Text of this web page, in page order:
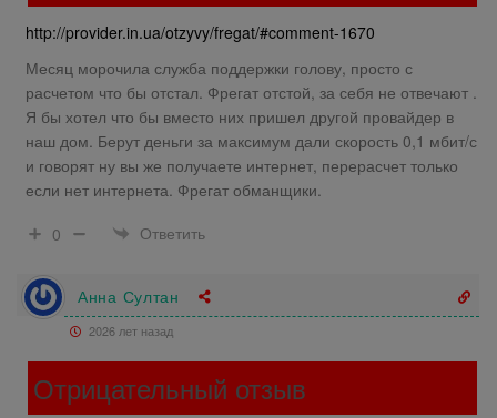
http://provider.in.ua/otzyvy/fregat/#comment-1670
Месяц морочила служба поддержки голову, просто с
расчетом что бы отстал. Фрегат отстой, за себя не отвечают .
Я бы хотел что бы вместо них пришел другой провайдер в
наш дом. Берут деньги за максимум дали скорость 0,1 мбит/с
и говорят ну вы же получаете интернет, перерасчет только
если нет интернета. Фрегат обманщики.
0
Ответить
Анна Султан
2026 лет назад
Отрицательный отзыв